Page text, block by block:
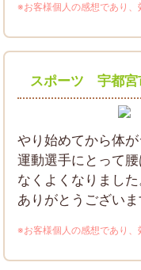
※お客様個人の感想であり、
スポーツ 宇都
やり始めてから体
運動選手にとって
なくよくなりました
ありがとうございま
※お客様個人の感想であり、